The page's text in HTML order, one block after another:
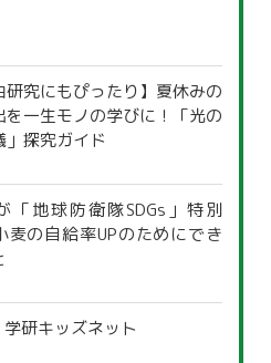
研究にもぴったり】夏休みの
を一生モノの学びに！「光の
」探究ガイド
「地球防衛隊SDGs」特別
の自給率UPのためにでき
研キッズネット